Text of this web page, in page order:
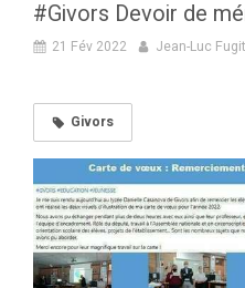
#Givors Devoir de
21 Fév 2022 Jean-Luc Fugit
Givors